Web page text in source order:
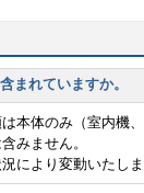
まれていますか。
本体のみ（室内機
みません。
により変動いたし